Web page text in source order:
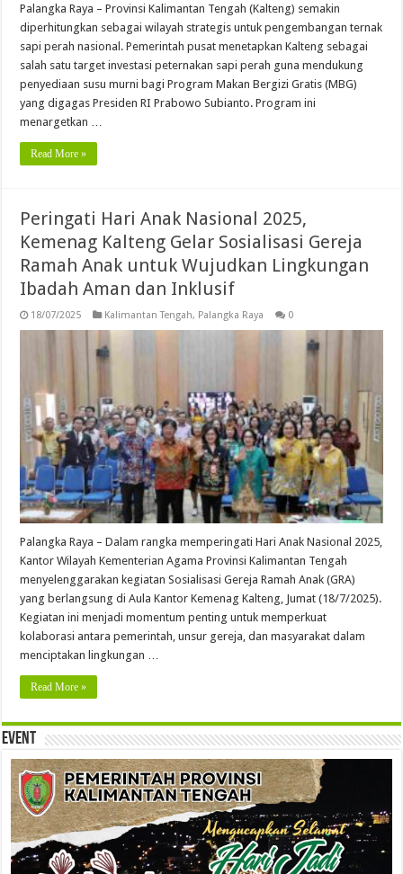
Palangka Raya – Provinsi Kalimantan Tengah (Kalteng) semakin
diperhitungkan sebagai wilayah strategis untuk pengembangan ternak
sapi perah nasional. Pemerintah pusat menetapkan Kalteng sebagai
salah satu target investasi peternakan sapi perah guna mendukung
penyediaan susu murni bagi Program Makan Bergizi Gratis (MBG)
yang digagas Presiden RI Prabowo Subianto. Program ini
menargetkan …
Read More »
Peringati Hari Anak Nasional 2025,
Kemenag Kalteng Gelar Sosialisasi Gereja
Ramah Anak untuk Wujudkan Lingkungan
Ibadah Aman dan Inklusif
18/07/2025 Kalimantan Tengah, Palangka Raya 0
Palangka Raya – Dalam rangka memperingati Hari Anak Nasional 2025,
Kantor Wilayah Kementerian Agama Provinsi Kalimantan Tengah
menyelenggarakan kegiatan Sosialisasi Gereja Ramah Anak (GRA)
yang berlangsung di Aula Kantor Kemenag Kalteng, Jumat (18/7/2025).
Kegiatan ini menjadi momentum penting untuk memperkuat
kolaborasi antara pemerintah, unsur gereja, dan masyarakat dalam
menciptakan lingkungan …
Read More »
Event